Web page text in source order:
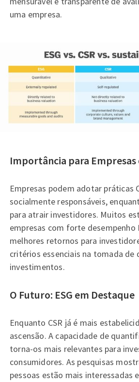
uma empresa.
Importância para
Empresas podem adotar práticas
socialmente responsáveis,
para atrair investidores. Muitos
empresas com forte desempenho
melhores retornos para
critérios essenciais na tomada de
investimentos.
O Futuro: ESG em Destaque
Enquanto CSR já é mais
ascensão. A capacidade de
torna-os mais relevantes para
consumidores. As pesquisas
pessoas estão mais interessadas